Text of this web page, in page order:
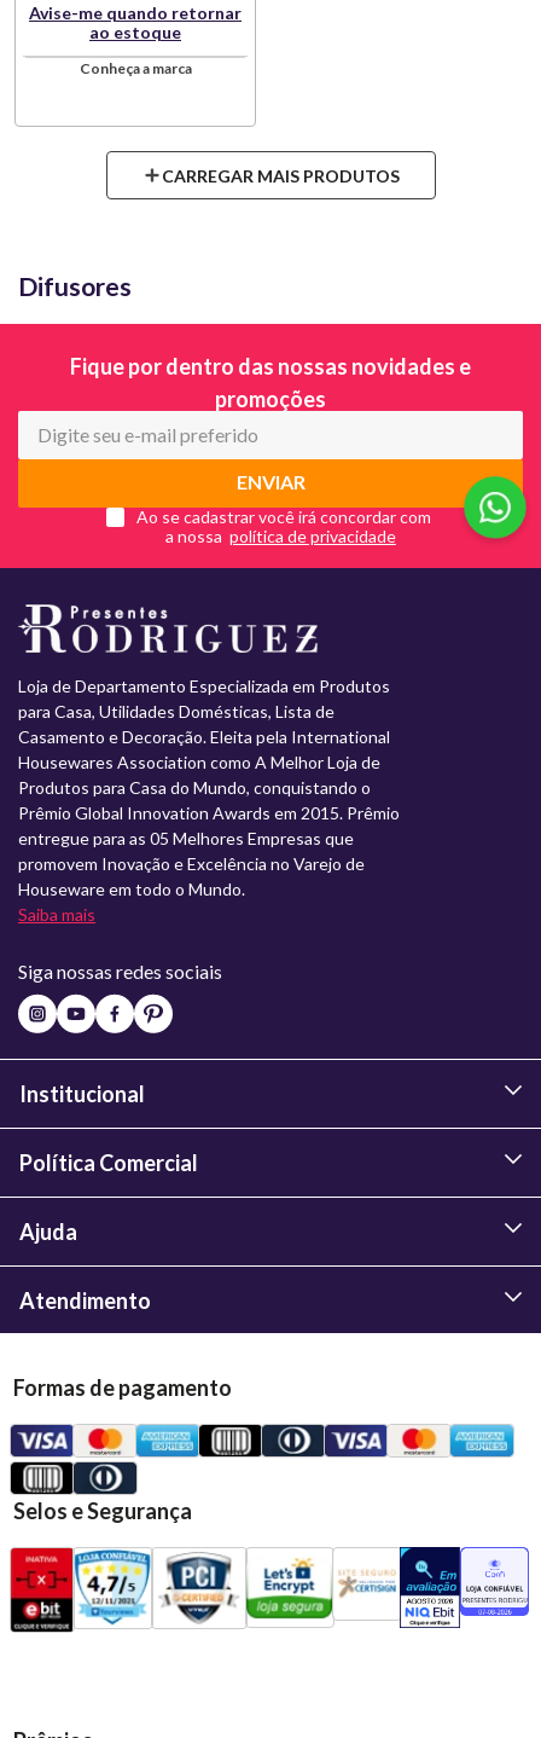
Avise-me quando retornar
ao estoque
Conheça a marca
Difusores
Fique por dentro das nossas novidades e
promoções
ENVIAR
Ao se cadastrar você irá concordar com
a nossa
Loja de Departamento Especializada em Produtos
para Casa, Utilidades Domésticas, Lista de
Casamento e Decoração. Eleita pela International
Housewares Association como A Melhor Loja de
Produtos para Casa do Mundo, conquistando o
Prêmio Global Innovation Awards em 2015. Prêmio
entregue para as 05 Melhores Empresas que
promovem Inovação e Excelência no Varejo de
Houseware em todo o Mundo.
Saiba mais
Siga nossas redes sociais
Institucional
Política Comercial
Ajuda
Atendimento
Formas de pagamento
Selos e Segurança